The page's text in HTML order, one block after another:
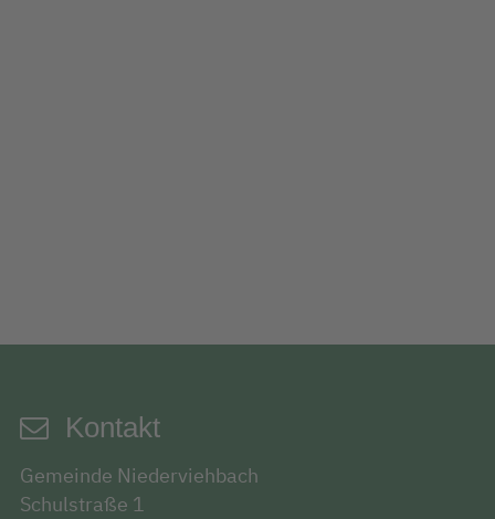
Kontakt
Gemeinde Niederviehbach
Schulstraße 1